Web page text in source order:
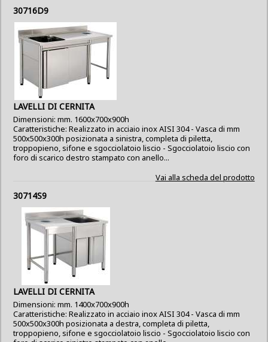
30716D9
LAVELLI DI CERNITA
Dimensioni: mm. 1600x700x900h
Caratteristiche: Realizzato in acciaio inox AISI 304 - Vasca di mm
500x500x300h posizionata a sinistra, completa di piletta,
troppopieno, sifone e sgocciolatoio liscio - Sgocciolatoio liscio con
foro di scarico destro stampato con anello...
Vai alla scheda del prodotto
30714S9
LAVELLI DI CERNITA
Dimensioni: mm. 1400x700x900h
Caratteristiche: Realizzato in acciaio inox AISI 304 - Vasca di mm
500x500x300h posizionata a destra, completa di piletta,
troppopieno, sifone e sgocciolatoio liscio - Sgocciolatoio liscio con